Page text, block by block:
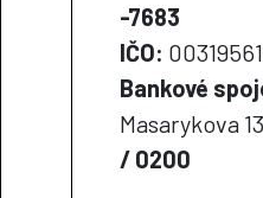
-7683
IČO:
Bankové
Masarykova 13
/ 0200